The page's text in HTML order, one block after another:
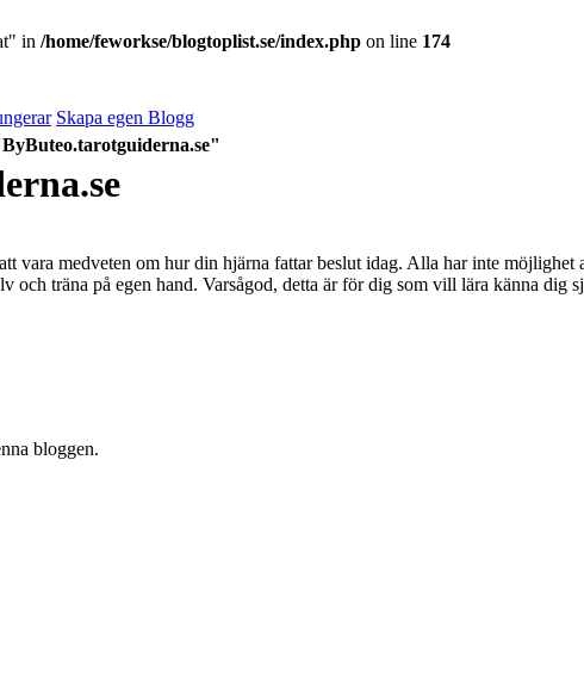
in /home/feworkse/blogtoplist.se/index.php on line 174
Skapa egen Blogg
vara medveten om hur din hjärna fattar beslut idag. Alla har inte möjlighet
och träna på egen hand. Varsågod, detta är för dig som vill lära känna dig
bloggen.